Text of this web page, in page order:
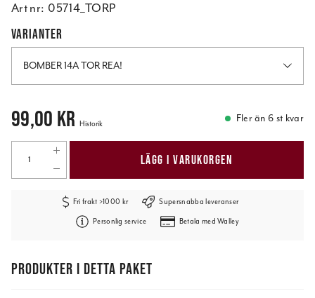
Art nr: 05714_TORP
VARIANTER
BOMBER 14A TOR REA!
Pris: 99,00 kr
99,00 kr Historik Fler än 6 st kvar
LÄGG I VARUKORGEN
Fri frakt >1000 kr Supersnabba leveranser
Personlig service Betala med Walley
PRODUKTER I DETTA PAKET